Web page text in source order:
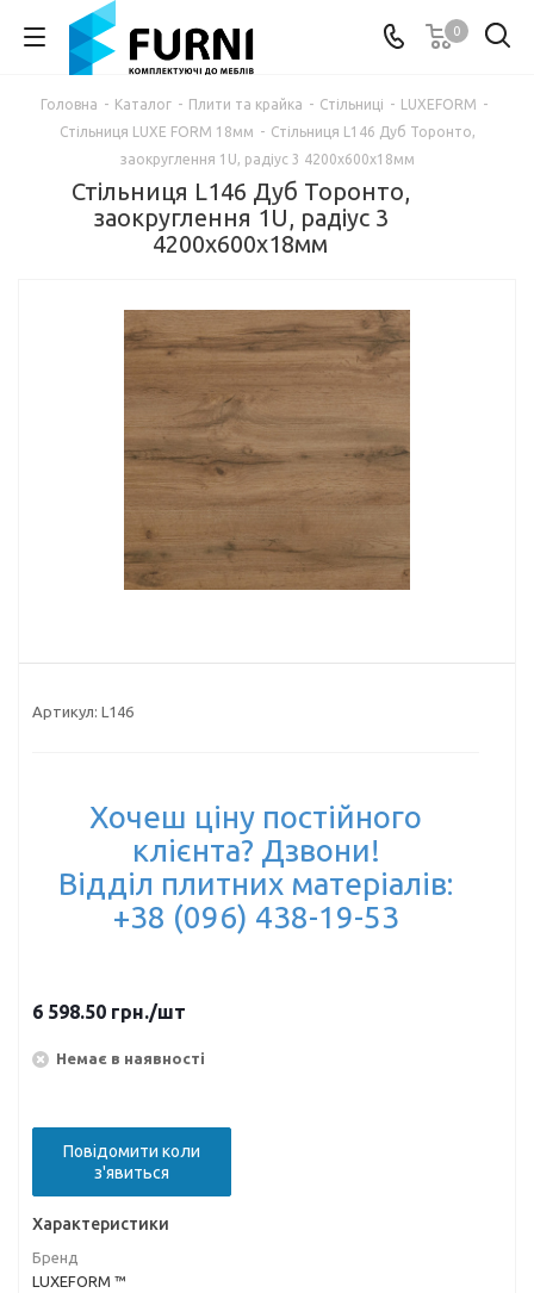
0
Головна - Каталог - Плити та крайка - Стільниці - LUXEFORM -
Стільниця LUXE FORM 18мм - Стільниця L146 Дуб Торонто,
заокруглення 1U, радіус 3 4200х600х18мм
Стільниця L146 Дуб Торонто,
заокруглення 1U, радіус 3
4200х600х18мм
Артикул: L146
Хочеш ціну постійного
клієнта? Дзвони!
Відділ плитних матеріалів:
+38 (096) 438-19-53
6 598.50 грн./шт
Немає в наявності
Повідомити коли
з'явиться
Характеристики
Бренд
LUXEFORM ™